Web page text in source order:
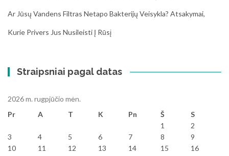
Ar Jūsų Vandens Filtras Netapo Bakterijų Veisykla? Atsakymai,
Kurie Privers Jus Nusileisti Į Rūsį
Straipsniai pagal datas
2026 m. rugpjūčio mėn.
Pr
A T K Pn Š
S
1
2
3
4 5 6 7 8
9
10
11 12 13 14 15
16